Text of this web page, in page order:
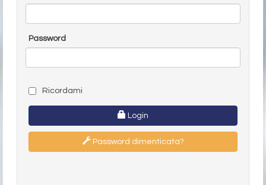
Password
Ricordami
Login
Password dimenticata?